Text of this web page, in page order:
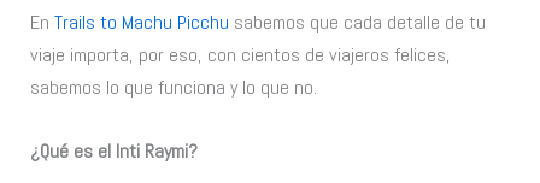
EnTrails to Machu Picchu sabemos que cada detalle de tu
viaje importa, por eso, con cientos de viajeros felices,
sabemos lo que funciona y lo que no.
¿Qué es el Inti Raymi?